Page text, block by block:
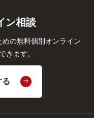
ン相談
めの無料個別オンライン
きます。
る